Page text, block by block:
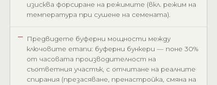
изисква форсиране на режимите (вкл. режим на
температура при сушене на семената).
Предвидете буферни мощности между
ключовите етапи: буферни бункери — поне 30%
от часовата производителност на
съответния участък, с отчитане на реалните
спирания (презасяване, пренастройка, смяна на